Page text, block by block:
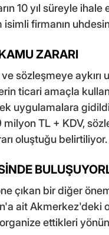
10 yıl süreyle
firmanın
ZARARI
sözleşmeye aykırı
ticari amaçla
uygulamalara
milyon TL + KDV,
oluştuğu belirtiliyor.
çıkan bir diğer
ait Akmerkez'deki
ettikleri